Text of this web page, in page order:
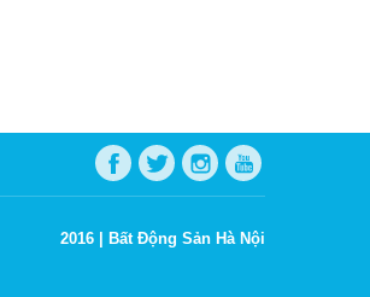
2016 | Bất Động Sản Hà Nội